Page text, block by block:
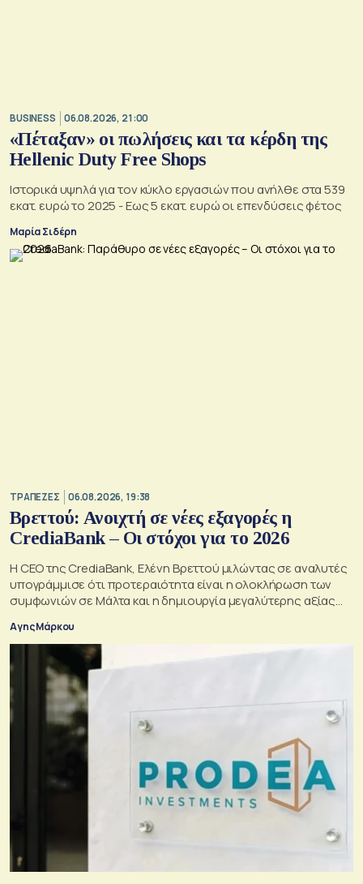
BUSINESS 06.08.2026, 21:00
«Πέταξαν» οι πωλήσεις και τα κέρδη της
Hellenic Duty Free Shops
Ιστορικά υψηλά για τον κύκλο εργασιών που ανήλθε στα 539
εκατ. ευρώ το 2025 - Εως 5 εκατ. ευρώ οι επενδύσεις φέτος
Μαρία Σιδέρη
ΤΡΑΠΕΖΕΣ 06.08.2026, 19:38
Βρεττού: Ανοιχτή σε νέες εξαγορές η
CrediaBank – Οι στόχοι για το 2026
Η CEO της CrediaBank, Ελένη Βρεττού μιλώντας σε αναλυτές
υπογράμμισε ότι προτεραιότητα είναι η ολοκλήρωση των
συμφωνιών σε Μάλτα και η δημιουργία μεγαλύτερης αξίας
για τους μετόχους
Αγης Μάρκου